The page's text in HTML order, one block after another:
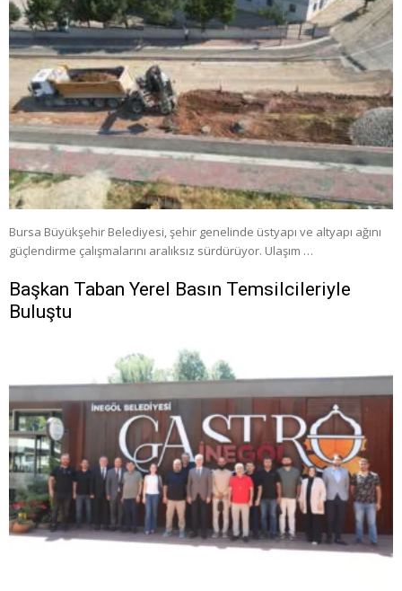
Bursa Büyükşehir Belediyesi, şehir genelinde üstyapı ve altyapı ağını
güçlendirme çalışmalarını aralıksız sürdürüyor. Ulaşım …
Başkan Taban Yerel Basın Temsilcileriyle
Buluştu